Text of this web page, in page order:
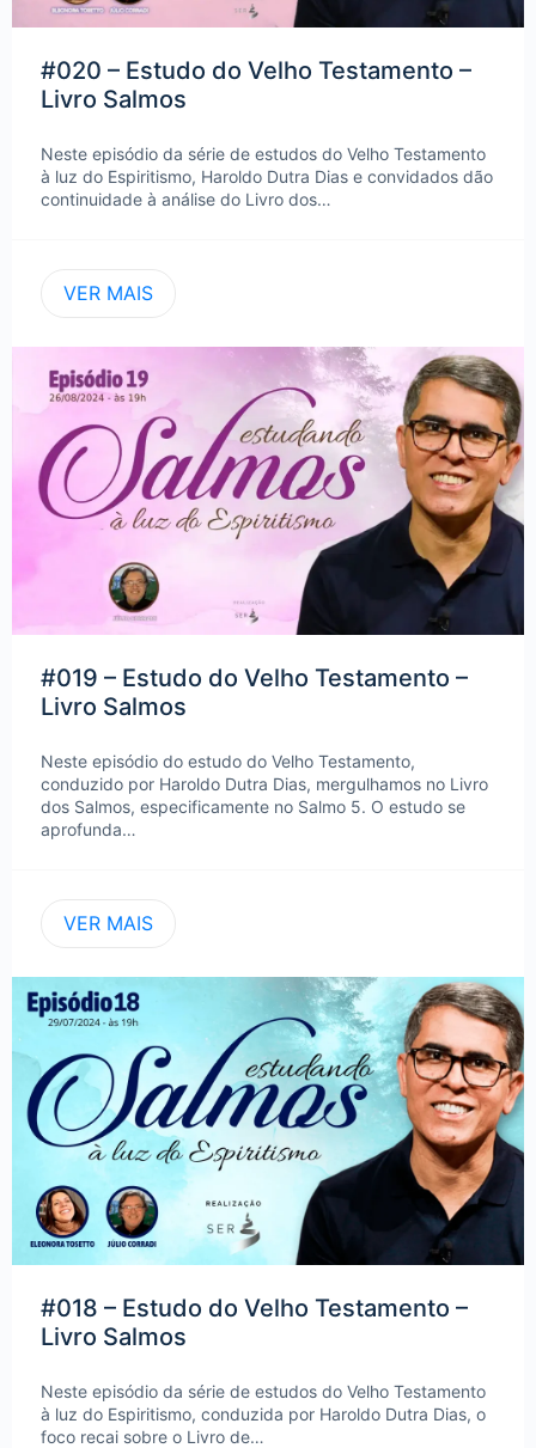
#020 – Estudo do Velho Testamento –
Livro Salmos
Neste episódio da série de estudos do Velho Testamento
à luz do Espiritismo, Haroldo Dutra Dias e convidados dão
continuidade à análise do Livro dos…
VER MAIS
#019 – Estudo do Velho Testamento –
Livro Salmos
Neste episódio do estudo do Velho Testamento,
conduzido por Haroldo Dutra Dias, mergulhamos no Livro
dos Salmos, especificamente no Salmo 5. O estudo se
aprofunda…
VER MAIS
#018 – Estudo do Velho Testamento –
Livro Salmos
Neste episódio da série de estudos do Velho Testamento
à luz do Espiritismo, conduzida por Haroldo Dutra Dias, o
foco recai sobre o Livro de…